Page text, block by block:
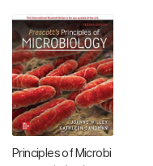
Principles of Microbi